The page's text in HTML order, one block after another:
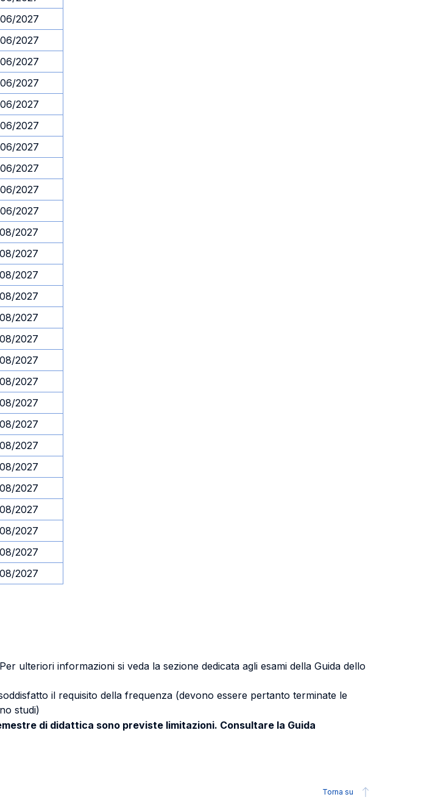
2027
2027
2027
2027
2027
2027
2027
2027
2027
2027
2027
2027
2027
2027
2027
2027
2027
2027
2027
2027
2027
2027
2027
2027
2027
2027
2027
ulteriori informazioni si veda la sezione dedicata agli esami della Guida dello
il requisito della frequenza (devono essere pertanto terminate le
studi)
di didattica sono previste limitazioni. Consultare la Guida
Torna su